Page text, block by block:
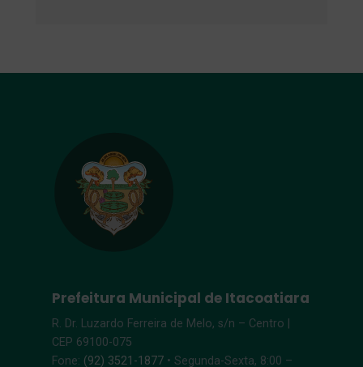
Prefeitura Municipal de Itacoatiara
R. Dr. Luzardo Ferreira de Melo, s/n – Centro |
CEP 69100-075
Fone: (92) 3521-1877 • Segunda-Sexta, 8:00 –